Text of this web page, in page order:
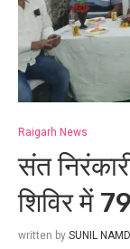
Raigarh News
संत
शिविर में
written by SUNIL